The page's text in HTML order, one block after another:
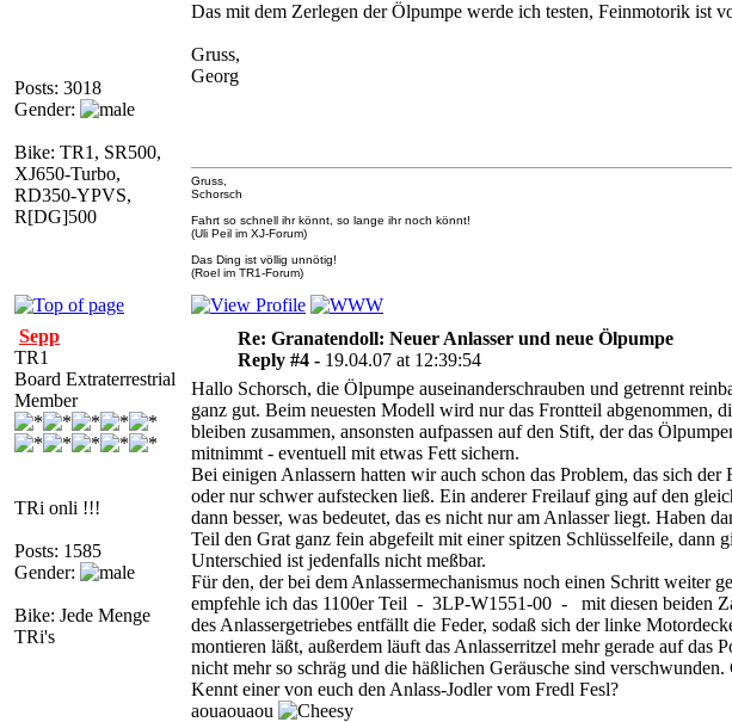
Posts: 3018
Gender:
Bike: TR1, SR500,
XJ650-Turbo,
RD350-YPVS,
R[DG]500
Das mit dem Zerlegen der Ölpumpe werde ich testen, Feinmotorik ist
Gruss,
Georg
Gruss,
Schorsch
Fahrt so schnell ihr könnt, so lange ihr noch könnt!
(Uli Peil im XJ-Forum)
Das Ding ist völlig unnötig!
(Roel im TR1-Forum)
Sepp
TR1
Board Extraterrestrial
Member
TRi onli !!!
Posts: 1585
Gender:
Bike: Jede Menge
TRi's
Re: Granatendoll: Neuer Anlasser und neue Ölpumpe
Reply #4 - 19.04.07 at 12:39:54
Hallo Schorsch, die Ölpumpe auseinanderschrauben und getrennt
ganz gut. Beim neuesten Modell wird nur das Frontteil abgenommen,
bleiben zusammen, ansonsten aufpassen auf den Stift, der das
mitnimmt - eventuell mit etwas Fett sichern.
Bei einigen Anlassern hatten wir auch schon das Problem, das sich der
oder nur schwer aufstecken ließ. Ein anderer Freilauf ging auf den
dann besser, was bedeutet, das es nicht nur am Anlasser liegt. Haben
Teil den Grat ganz fein abgefeilt mit einer spitzen Schlüsselfeile, dann
Unterschied ist jedenfalls nicht meßbar.
Für den, der bei dem Anlassermechanismus noch einen Schritt weiter
empfehle ich das 1100er Teil - 3LP-W1551-00 - mit diesen beiden
des Anlassergetriebes entfällt die Feder, sodaß sich der linke
montieren läßt, außerdem läuft das Anlasserritzel mehr gerade auf das
nicht mehr so schräg und die häßlichen Geräusche sind verschwunden.
Kennt einer von euch den Anlass-Jodler vom Fredl Fesl?
aouaouaou